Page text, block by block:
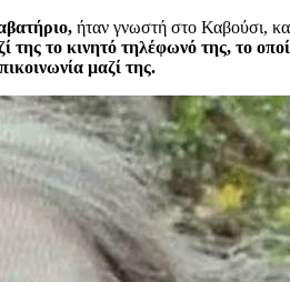
ήταν γνωστή στο Καβούσι,
της το κινητό τηλέφωνό της, το
μαζί της.